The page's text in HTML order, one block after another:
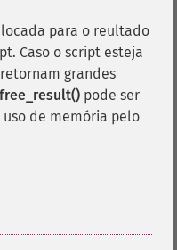
para o reultado
Caso o script esteja
grandes
pode ser
de memória pelo